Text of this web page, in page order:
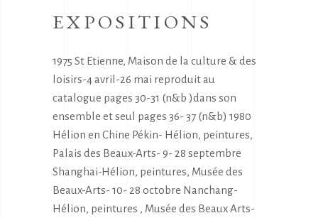
EXPOSITIONS
1975 St Etienne, Maison de la culture & des
loisirs-4 avril-26 mai reproduit au
catalogue pages 30-31 (n&b )dans son
ensemble et seul pages 36- 37 (n&b) 1980
Hélion en Chine Pékin- Hélion, peintures,
Palais des Beaux-Arts- 9- 28 septembre
Shanghai-Hélion, peintures, Musée des
Beaux-Arts- 10- 28 octobre Nanchang-
Hélion, peintures , Musée des Beaux Arts-